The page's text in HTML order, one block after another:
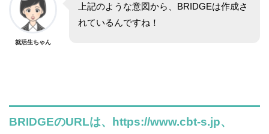
就活生ちゃん
上記のような意図から、BRIDGEは作成さ
れているんですね！
BRIDGEのURLは、https://www.cbt-s.jp、